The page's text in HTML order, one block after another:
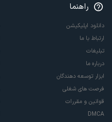
راهنما
دانلود اپلیکیشن
ارتباط با ما
تبلیغات
درباره ما
ابزار توسعه دهندگان
فرصت های شغلی
قوانین و مقررات
DMCA